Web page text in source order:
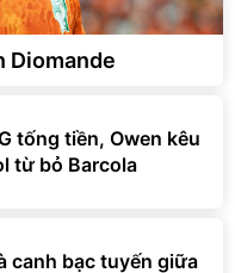
Diomande
tống tiền, Owen kêu
từ bỏ Barcola
canh bạc tuyến giữa